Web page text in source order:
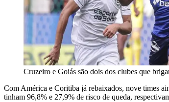
Cruzeiro e Goiás são dois dos clubes que
Com América e Coritiba já rebaixados, nove times
tinham 96,8% e 27,9% de risco de queda,